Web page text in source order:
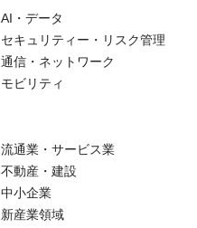
AI・データ
セキュリティー・リスク管理
通信・ネットワーク
モビリティ
流通業・サービス業
不動産・建設
中小企業
新産業領域